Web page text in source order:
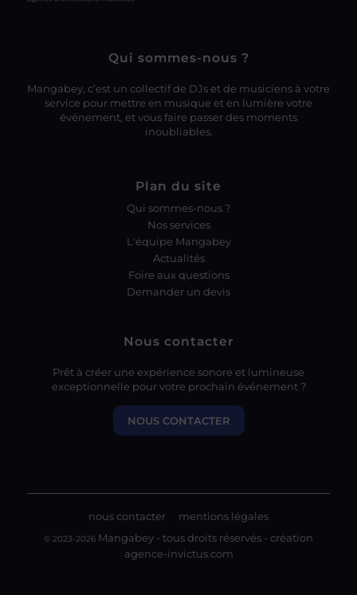
Qui sommes-nous ?
Mangabey, c’est un collectif de DJs et de musiciens à votre
service pour mettre en musique et en lumière votre
événement, et vous faire passer des moments
inoubliables.
Plan du site
Qui sommes-nous ?
Nos services
L'équipe Mangabey
Actualités
Foire aux questions
Demander un devis
Nous contacter
Prêt à créer une expérience sonore et lumineuse
exceptionnelle pour votre prochain événement ?
NOUS CONTACTER
nous contacter mentions légales
© 2023-2026 Mangabey - tous droits réservés - création
agence-invictus.com